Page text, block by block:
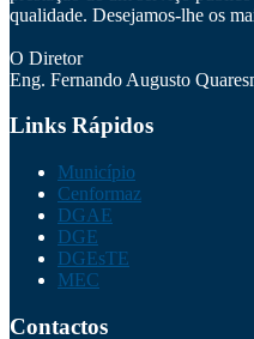
qualidade. Desejamos-lhe os
O Diretor
Eng. Fernando Augusto
Links Rápidos
Município
Cenformaz
DGAE
DGE
DGEsTE
MEC
Contactos